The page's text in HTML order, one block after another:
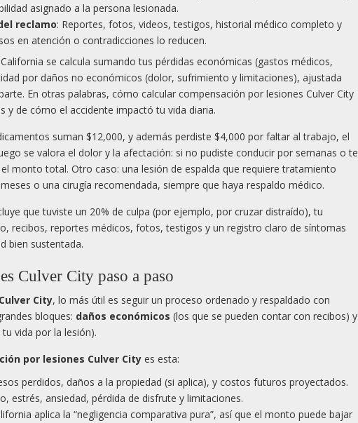
asignado a la persona lesionada.
reclamo: Reportes, fotos, videos, testigos, historial médico completo y
en atención o contradicciones lo reducen.
se calcula sumando tus pérdidas económicas (gastos médicos,
por daños no económicos (dolor, sufrimiento y limitaciones), ajustada
En otras palabras, cómo calcular compensación por lesiones Culver City
y de cómo el accidente impactó tu vida diaria.
suman $12,000, y además perdiste $4,000 por faltar al trabajo, el
se valora el dolor y la afectación: si no pudiste conducir por semanas o te
monto total. Otro caso: una lesión de espalda que requiere tratamiento
o una cirugía recomendada, siempre que haya respaldo médico.
que tuviste un 20% de culpa (por ejemplo, por cruzar distraído), tu
recibos, reportes médicos, fotos, testigos y un registro claro de síntomas
bien sustentada.
Culver City paso a paso
City, lo más útil es seguir un proceso ordenado y respaldado con
bloques: daños económicos (los que se pueden contar con recibos) y
vida por la lesión).
por lesiones Culver City es esta:
perdidos, daños a la propiedad (si aplica), y costos futuros proyectados.
estrés, ansiedad, pérdida de disfrute y limitaciones.
aplica la “negligencia comparativa pura”, así que el monto puede bajar